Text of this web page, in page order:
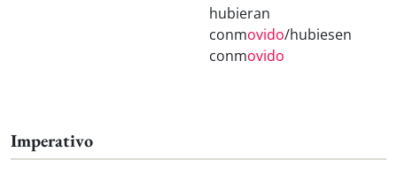
hubieran
conmovido/hubiesen
conmovido
Imperativo